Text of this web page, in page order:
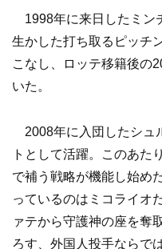
1998年に来日したミン
生かした打ち取るピッチ
こなし、ロッテ移籍後の
いた。
2008年に入団したシュ
トとして活躍。このあた
で補う戦略が機能し始め
っているのはミコライオ
ァテから守護神の座を奪
ろす、外国人投手ならで